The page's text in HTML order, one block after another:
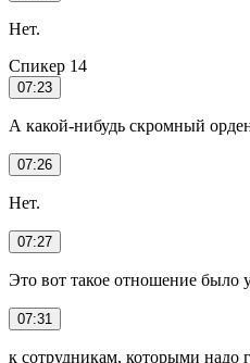
Нет.
Спикер 14
07:23
А какой-нибудь скромный
07:26
Нет.
07:27
Это вот такое отношение было
07:31
к сотрудникам, которыми надо